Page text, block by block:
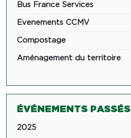
Bus France Services
Evenements CCMV
Compostage
Aménagement du territoire
ÉVÉNEMENTS PASSÉS
2025